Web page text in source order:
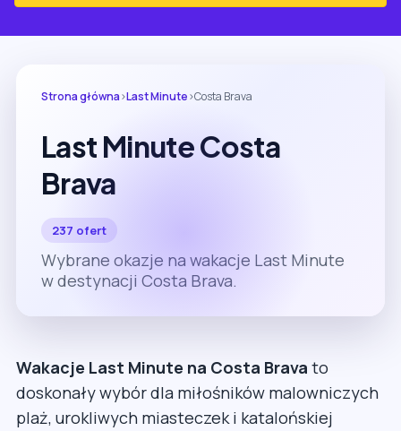
Strona główna›Last Minute›Costa Brava
Last Minute Costa
Brava
237 ofert
Wybrane okazje na wakacje Last Minute
w destynacji Costa Brava.
Wakacje Last Minute na Costa Brava to
doskonały wybór dla miłośników malowniczych
plaż, urokliwych miasteczek i katalońskiej